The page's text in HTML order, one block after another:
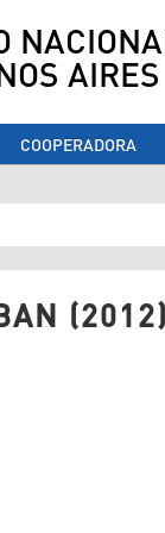
AIRES
COOPERADORA
aquí
(2012)